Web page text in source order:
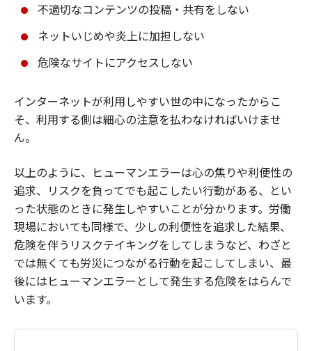
不適切なコンテンツの投稿・共有をしない
ネットいじめや炎上に加担しない
危険なサイトにアクセスしない
インターネットが利用しやすい世の中になったからこ
そ、利用する側は細心の注意を払わなければいけませ
ん。
以上のように、ヒューマンエラーは心の焦りや利便性の
追求、リスクを負ってでも起こしたい行動がある、とい
った状態のときに発生しやすいことが分かります。労働
現場においても同様で、少しの利便性を追求した結果、
危険を伴うリスクテイキングをしてしまうなど、わざと
では無くても労災につながる行動を起こしてしまい、最
後にはヒューマンエラーとして発生する危険をはらんで
います。